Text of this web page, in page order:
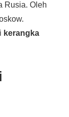
Rusia. Oleh
kerangka